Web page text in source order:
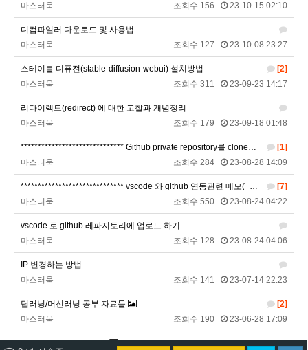
마스터욱
조회수 156 23-10-15 02:10
디컴파일러 다운로드 및 사용법
마스터욱
조회수 127 23-10-08 23:27
[2]
스테이블 디퓨전(stable-diffusion-webui) 설치방법
마스터욱
조회수 311 23-09-23 14:17
리다이렉트(redirect) 에 대한 고찰과 개념정리
마스터욱
조회수 179 23-09-18 01:48
[1]
****************************** Github private repository를 clone하는 방법
마스터욱
조회수 284 23-08-28 14:09
[7]
****************************** vscode 와 github 연동관련 메모(+SFTP 추가)
마스터욱
조회수 550 23-08-24 04:22
vscode 로 github 레파지토리에 업로드 하기
마스터욱
조회수 128 23-08-24 04:06
IP 변경하는 방법
마스터욱
조회수 141 23-07-14 22:23
[2]
딥러닝/머신러닝 공부 자료들
마스터욱
조회수 190 23-06-28 17:09
웹앱으로 진동알림 설정
마스터욱
11:58:03
2026년 05월 21일 목요일
비회원9tru8ld4qjt3dvl7a9mj7gn808 hk 17:25:29
2026년 06월 29일 월요일
비회원cv1rccvcel78c8euddvjfsl49j ㅣ
13:55:14
비회원cv1rccvcel78c8euddvjfsl49j
13:55:19
비회원cv1rccvcel78c8euddvjfsl49j ㅏ
13:55:22
13:55:34
비회원cv1rccvcel78c8euddvjfsl49j
13:55:34
13:55:34
비회원cv1rccvcel78c8euddvjfsl49j
ㅓ
14:01:45
비회원cv1rccvcel78c8euddvjfsl49j
14:01:47
비회원cv1rccvcel78c8euddvjfsl49j ㅏ
14:01:52
비회원cv1rccvcel78c8euddvjfsl49j
14:02:06
비회원cv1rccvcel78c8euddvjfsl49j
비회원cv1rccvcel78c8euddvjfsl49j
14:02:14